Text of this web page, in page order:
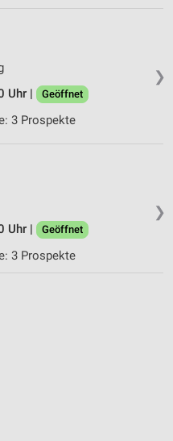
❯
Uhr |
Geöffnet
3 Prospekte
❯
Uhr |
Geöffnet
3 Prospekte